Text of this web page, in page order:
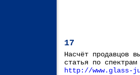
17
Насчёт продавцов
статья по
http://